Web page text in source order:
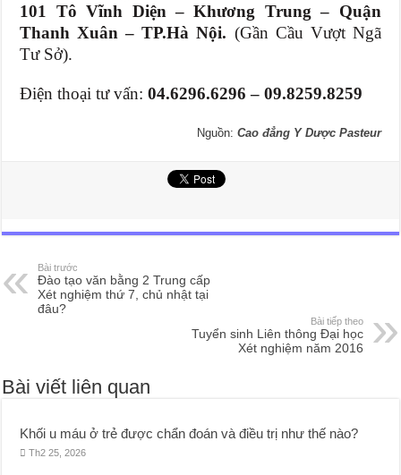
101 Tô Vĩnh Diện – Khương Trung – Quận
Thanh Xuân – TP.Hà Nội. (Gần Cầu Vượt Ngã
Tư Sở).
Điện thoại tư vấn:04.6296.6296 – 09.8259.8259
Nguồn: Cao đẳng Y Dược Pasteur
Bài trước
Đào tạo văn bằng 2 Trung cấp
Xét nghiệm thứ 7, chủ nhật tại
đâu?
Bài tiếp theo
Tuyển sinh Liên thông Đại học
Xét nghiệm năm 2016
Bài viết liên quan
Khối u máu ở trẻ được chẩn đoán và điều trị như thế nào?
Th2 25, 2026